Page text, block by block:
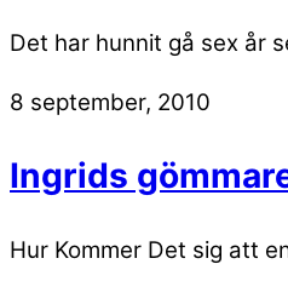
Det har hunnit gå sex år
8 september, 2010
Ingrids
Hur Kommer Det sig att